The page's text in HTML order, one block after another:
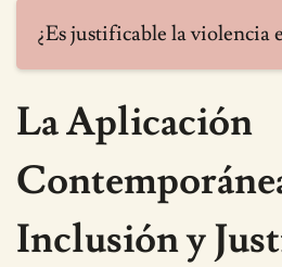
¿Es justificable la violencia
La Aplicación
Inclusión y